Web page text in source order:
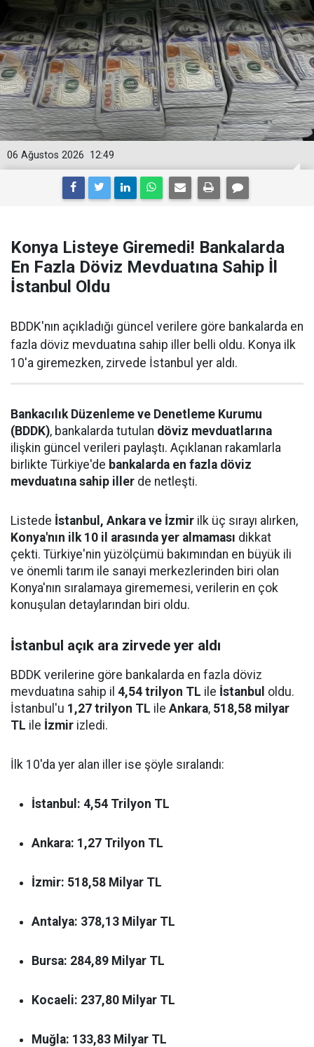
12:49
06 Ağustos 2026
Konya Listeye Giremedi! Bankalarda
En Fazla Döviz Mevduatına Sahip İl
İstanbul Oldu
BDDK'nın açıkladığı güncel verilere göre bankalarda en
fazla döviz mevduatına sahip iller belli oldu. Konya ilk
10'a giremezken, zirvede İstanbul yer aldı.
Bankacılık Düzenleme ve Denetleme Kurumu
(BDDK), bankalarda tutulan döviz mevduatlarına
ilişkin güncel verileri paylaştı. Açıklanan rakamlarla
birlikte Türkiye'de bankalarda en fazla döviz
mevduatına sahip iller de netleşti.
Listede İstanbul, Ankara ve İzmir ilk üç sırayı alırken,
Konya'nın ilk 10 il arasında yer almaması dikkat
çekti. Türkiye'nin yüzölçümü bakımından en büyük ili
ve önemli tarım ile sanayi merkezlerinden biri olan
Konya'nın sıralamaya girememesi, verilerin en çok
konuşulan detaylarından biri oldu.
İstanbul açık ara zirvede yer aldı
BDDK verilerine göre bankalarda en fazla döviz
mevduatına sahip il 4,54 trilyon TL ile İstanbul oldu.
İstanbul'u 1,27 trilyon TL ile Ankara, 518,58 milyar
TL ile İzmir izledi.
İlk 10'da yer alan iller ise şöyle sıralandı:
İstanbul: 4,54 Trilyon TL
Ankara: 1,27 Trilyon TL
İzmir: 518,58 Milyar TL
Antalya: 378,13 Milyar TL
Bursa: 284,89 Milyar TL
Kocaeli: 237,80 Milyar TL
Muğla: 133,83 Milyar TL